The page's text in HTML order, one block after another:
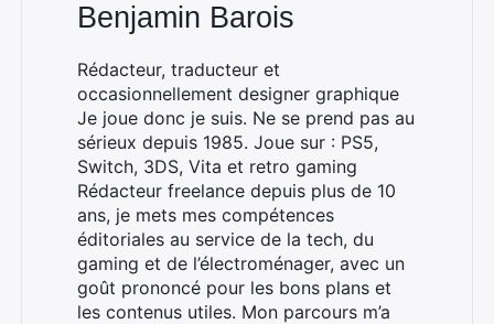
Benjamin Barois
Rédacteur, traducteur et
occasionnellement designer graphique
Je joue donc je suis. Ne se prend pas au
sérieux depuis 1985. Joue sur : PS5,
Switch, 3DS, Vita et retro gaming
Rédacteur freelance depuis plus de 10
ans, je mets mes compétences
éditoriales au service de la tech, du
gaming et de l’électroménager, avec un
goût prononcé pour les bons plans et
les contenus utiles. Mon parcours m’a